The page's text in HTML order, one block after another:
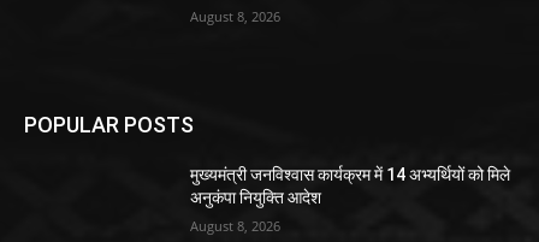
August 8, 2026
POPULAR POSTS
मुख्यमंत्री जनविश्वास कार्यक्रम में 14 अभ्यर्थियों को मिले
अनुकंपा नियुक्ति आदेश
August 8, 2026